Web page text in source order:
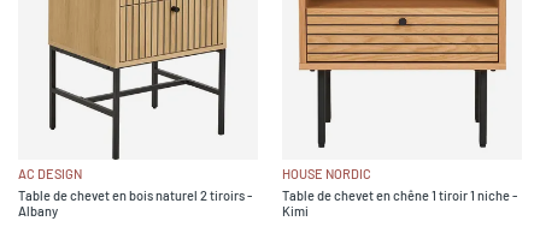
AC DESIGN
Table de chevet en bois naturel 2 tiroirs -
Albany
HOUSE NORDIC
Table de chevet en chêne 1 tiroir 1 niche -
Kimi